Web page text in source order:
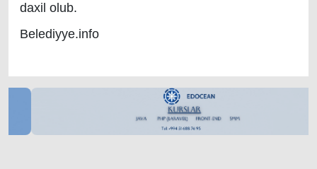
daxil olub.
Belediyye.info